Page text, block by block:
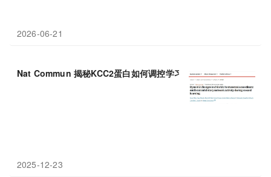
2026-06-21
Nat Commun 揭秘KCC2蛋白如何调控学习与成瘾风险
2025-12-23